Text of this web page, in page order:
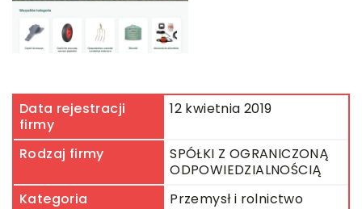
Data rejestracji
firmy
12 kwietnia 2019
Rodzaj firmy
SPÓŁKI Z OGRANICZONĄ
ODPOWIEDZIALNOŚCIĄ
Kategoria
Przemysł i rolnictwo